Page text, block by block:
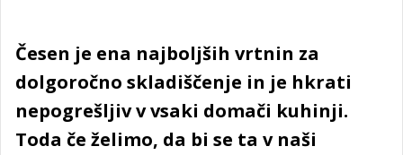
Česen je ena najboljših vrtnin za
dolgoročno skladiščenje in je hkrati
nepogrešljiv v vsaki domači kuhinji.
Toda če želimo, da bi se ta v naši